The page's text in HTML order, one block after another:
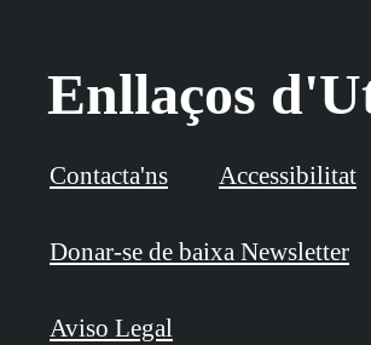
Enllaços
Contacta'ns Accessibilitat
Donar-se de baixa Newsletter
Aviso Legal